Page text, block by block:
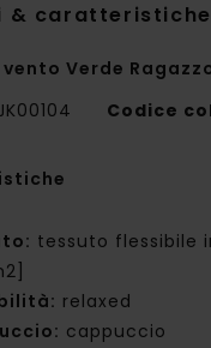
& caratteristiche
Verde
Codice
tessuto flessibile
relaxed
cappuccio